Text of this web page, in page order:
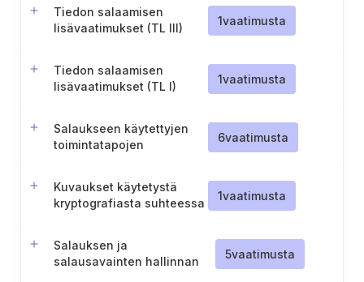
ulkopuolelle (TL IV)
Tiedon salaamisen
lisävaatimukset (TL III)
1vaatimusta
Tiedon salaamisen
lisävaatimukset (TL I)
1vaatimusta
Salaukseen käytettyjen
toimintatapojen
6vaatimusta
Kuvaukset käytetystä
kryptografiasta suhteessa
1vaatimusta
Salauksen ja
salausavainten hallinnan
5vaatimusta